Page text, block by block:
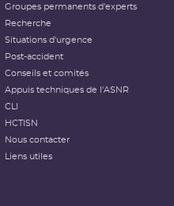
Groupes permanents d'experts
Recherche
Situations d'urgence
Post-accident
Conseils et comités
Appuis techniques de l'ASNR
CLI
HCTISN
Nous contacter
Liens utiles